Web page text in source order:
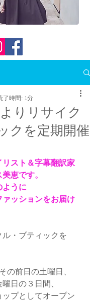
りリサイク
クを定期開催
了時間: 1分
スト＆字幕翻訳家
恵です。
ように
ァッションをお届け
・ブティックを
の前日の土曜日、
日の３日間、
ップとしてオープン